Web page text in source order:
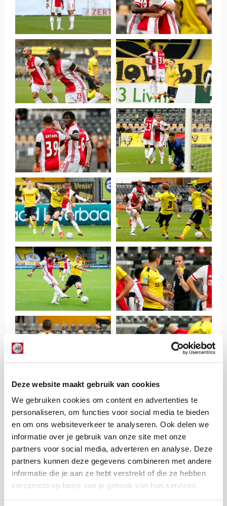
Deze website maakt gebruik van cookies
We gebruiken cookies om content en advertenties te
personaliseren, om functies voor social media te bieden
en om ons websiteverkeer te analyseren. Ook delen we
informatie over je gebruik van onze site met onze
partners voor social media, adverteren en analyse. Deze
partners kunnen deze gegevens combineren met andere
informatie die je aan ze hebt verstrekt of die ze hebben
verzameld op basis van je gebruik van hun services.